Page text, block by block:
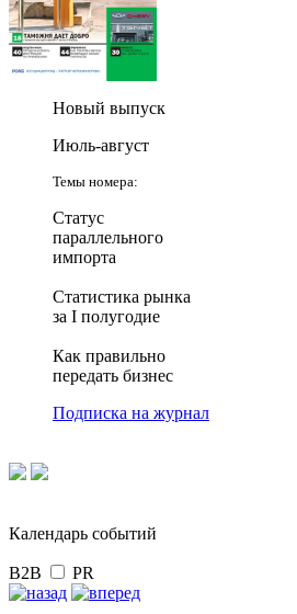
Новый выпуск
Июль-август
Темы номера:
Статус
параллельного
импорта
Статистика рынка
за I полугодие
Как правильно
передать бизнес
Подписка на журнал
Календарь событий
B2B PR